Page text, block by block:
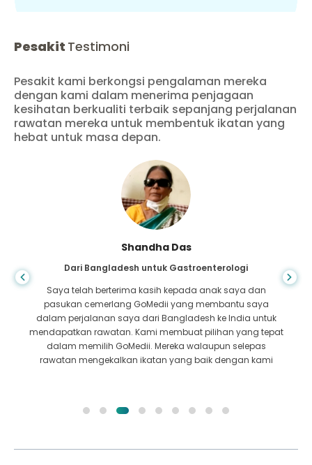
Pesakit Testimoni
Pesakit kami berkongsi pengalaman mereka
dengan kami dalam menerima penjagaan
kesihatan berkualiti terbaik sepanjang perjalanan
rawatan mereka untuk membentuk ikatan yang
hebat untuk masa depan.
Shandha Das
Dari Bangladesh untuk Gastroenterologi
Saya telah berterima kasih kepada anak saya dan
pasukan cemerlang GoMedii yang membantu saya
dalam perjalanan saya dari Bangladesh ke India untuk
mendapatkan rawatan. Kami membuat pilihan yang tepat
dalam memilih GoMedii. Mereka walaupun selepas
rawatan mengekalkan ikatan yang baik dengan kami